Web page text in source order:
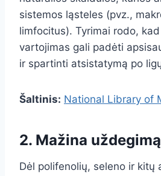
sistemos ląsteles (pvz.,
limfocitus). Tyrimai rodo,
vartojimas gali padėti
ir spartinti atsistatymą po
Šaltinis: National Library of
2. Mažina uždegimą
Dėl polifenolių, seleno ir kitų